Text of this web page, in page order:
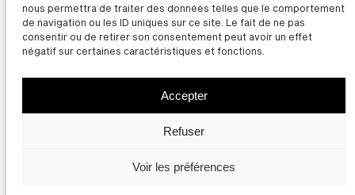
nous permettra de traiter des données telles que le comportement
de navigation ou les ID uniques sur ce site. Le fait de ne pas
consentir ou de retirer son consentement peut avoir un effet
négatif sur certaines caractéristiques et fonctions.
Accepter
Refuser
Voir les préférences
Immeuble Zash à Bezannes (51)
Thierry Bonne | Architecte
Mentions légales